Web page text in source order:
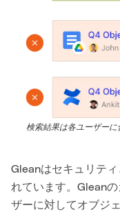
検索結果は各ユーザー
Gleanはセキュリテ
れています。Glean
ザーに対してオブジ